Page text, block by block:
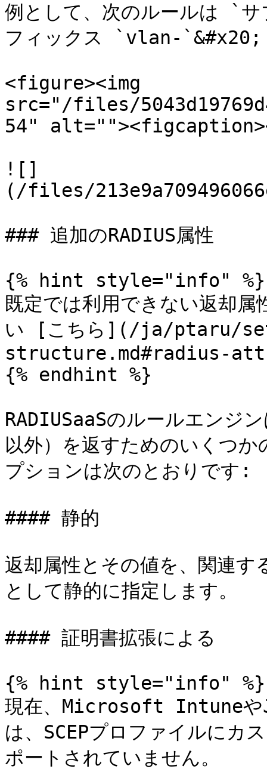
例として、次のルールは `
フィックス `vlan-`&#x20;
<figure><img
src="/files/
54"
![]
(/files/
### 追加のRADIUS属性
{% hint style="info" %}
既定では利用できない返却
い [こちら](/ja/ptaru/
structure.md#radius-
{% endhint %}
RADIUSaaSのルールエンジ
以外）を返すためのいくつ
プションは次のとおりです:
#### 静的
返却属性とその値を、関連
として静的に指定します。
#### 証明書拡張による
{% hint style="info" %}
現在、Microsoft Intuneや
は、SCEPプロファイルにカ
ポートされていません。